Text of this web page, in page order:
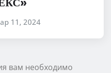
11, 2024
вам необходимо